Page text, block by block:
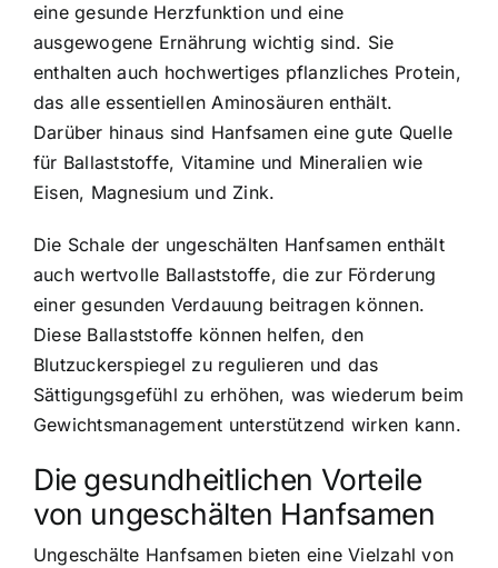
eine gesunde Herzfunktion und eine
ausgewogene Ernährung wichtig sind. Sie
enthalten auch hochwertiges pflanzliches Protein,
das alle essentiellen Aminosäuren enthält.
Darüber hinaus sind Hanfsamen eine gute Quelle
für Ballaststoffe, Vitamine und Mineralien wie
Eisen, Magnesium und Zink.
Die Schale der ungeschälten Hanfsamen enthält
auch wertvolle Ballaststoffe, die zur Förderung
einer gesunden Verdauung beitragen können.
Diese Ballaststoffe können helfen, den
Blutzuckerspiegel zu regulieren und das
Sättigungsgefühl zu erhöhen, was wiederum beim
Gewichtsmanagement unterstützend wirken kann.
Die gesundheitlichen Vorteile
von ungeschälten Hanfsamen
Ungeschälte Hanfsamen bieten eine Vielzahl von